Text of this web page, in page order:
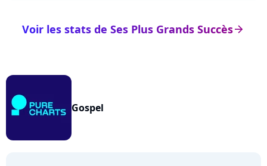
arrow_right
Voir les stats de Ses Plus Grands Succès
Gospel